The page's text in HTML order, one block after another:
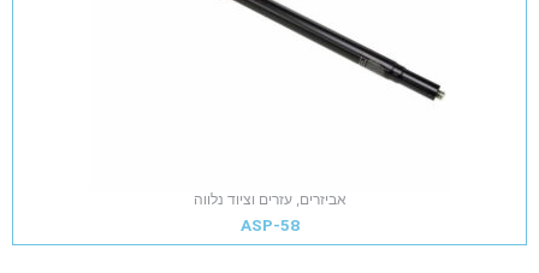
אביזרים, עזרים וציוד נלווה
ASP-58